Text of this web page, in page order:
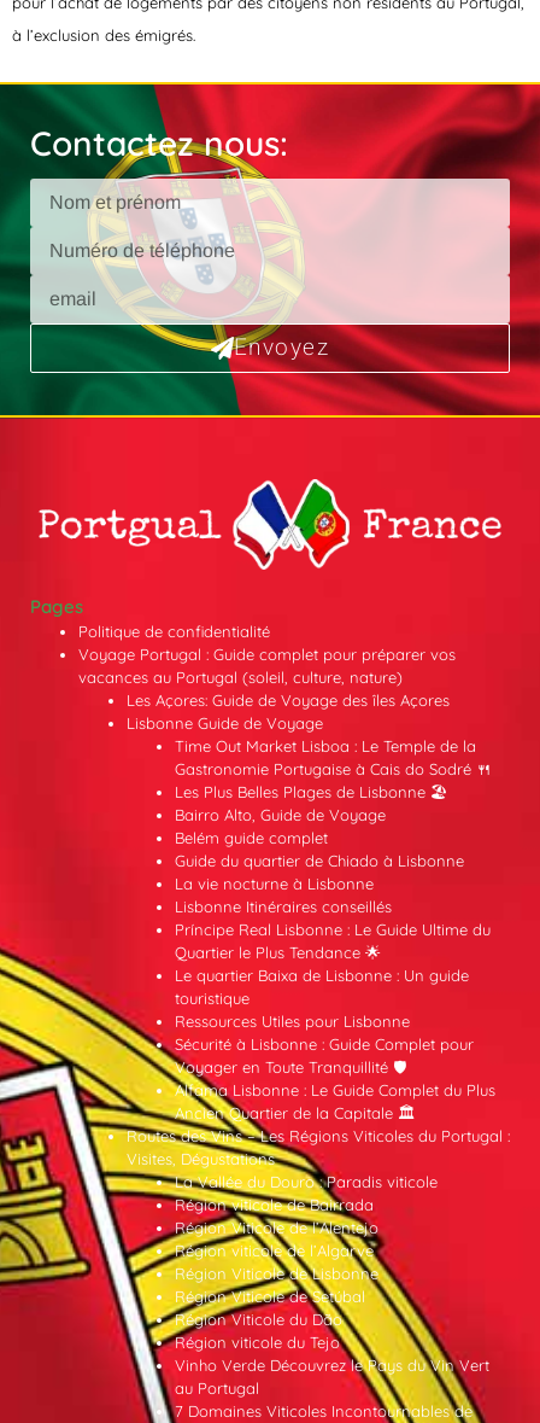
à l’exclusion des émigrés.
Contactez nous:
Envoyez
Pages
Politique de confidentialité
Voyage Portugal : Guide complet pour préparer vos
vacances au Portugal (soleil, culture, nature)
Les Açores: Guide de Voyage des îles Açores
Lisbonne Guide de Voyage
Time Out Market Lisboa : Le Temple de la
Gastronomie Portugaise à Cais do Sodré 🍴
Les Plus Belles Plages de Lisbonne 🏖️
Bairro Alto, Guide de Voyage
Belém guide complet
Guide du quartier de Chiado à Lisbonne
La vie nocturne à Lisbonne
Lisbonne Itinéraires conseillés
Príncipe Real Lisbonne : Le Guide Ultime du
Quartier le Plus Tendance 🌟
Le quartier Baixa de Lisbonne : Un guide
touristique
Ressources Utiles pour Lisbonne
Sécurité à Lisbonne : Guide Complet pour
Voyager en Toute Tranquillité 🛡️
Alfama Lisbonne : Le Guide Complet du Plus
Ancien Quartier de la Capitale 🏛️
Routes des Vins – Les Régions Viticoles du Portugal :
Visites, Dégustations
La Vallée du Douro : Paradis viticole
Région viticole de Bairrada
Région Viticole de l’Alentejo
Région viticole de l’Algarve
Région Viticole de Lisbonne
Région Viticole de Setúbal
Région Viticole du Dão
Région viticole du Tejo
Vinho Verde Découvrez le Pays du Vin Vert
au Portugal
7 Domaines Viticoles Incontournables de